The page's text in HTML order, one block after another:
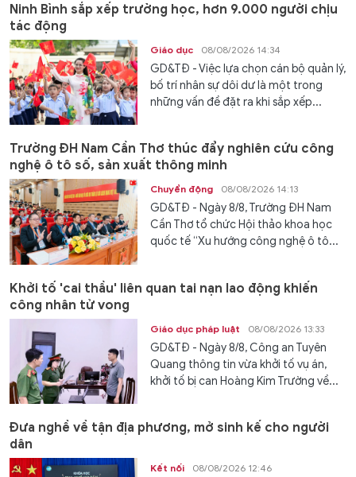
Ninh Bình sắp xếp trường học, hơn 9.000 người chịu
tác động
Giáo dục 08/08/2026 14:34
GD&TĐ - Việc lựa chọn cán bộ quản lý,
bố trí nhân sự dôi dư là một trong
những vấn đề đặt ra khi sắp xếp...
Trường ĐH Nam Cần Thơ thúc đẩy nghiên cứu công
nghệ ô tô số, sản xuất thông minh
Chuyển động 08/08/2026 14:13
GD&TĐ - Ngày 8/8, Trường ĐH Nam
Cần Thơ tổ chức Hội thảo khoa học
quốc tế “Xu hướng công nghệ ô tô...
Khởi tố 'cai thầu' liên quan tai nạn lao động khiến
công nhân tử vong
Giáo dục pháp luật 08/08/2026 13:33
GD&TĐ - Ngày 8/8, Công an Tuyên
Quang thông tin vừa khởi tố vụ án,
khởi tố bị can Hoàng Kim Trường về...
Đưa nghề về tận địa phương, mở sinh kế cho người
dân
Kết nối 08/08/2026 12:46